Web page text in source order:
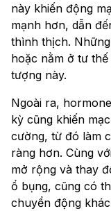
này khiến động
mạnh hơn, dẫn
thình thịch.
hoặc nằm ở tư
tượng này.
Ngoài ra,
kỳ cũng khiến
cường, từ đó làm
ràng hơn. Cùng
mở rộng và thay
ổ bụng, cũng có
chuyển động